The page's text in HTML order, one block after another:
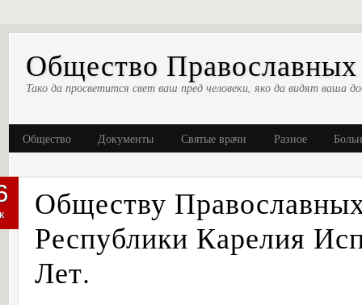
Общество
Тако да просветится свет ваш пред человеки, яко да видят
Общество Документы Святые врачи Разное
Обществу
Республики Карелия
Лет.